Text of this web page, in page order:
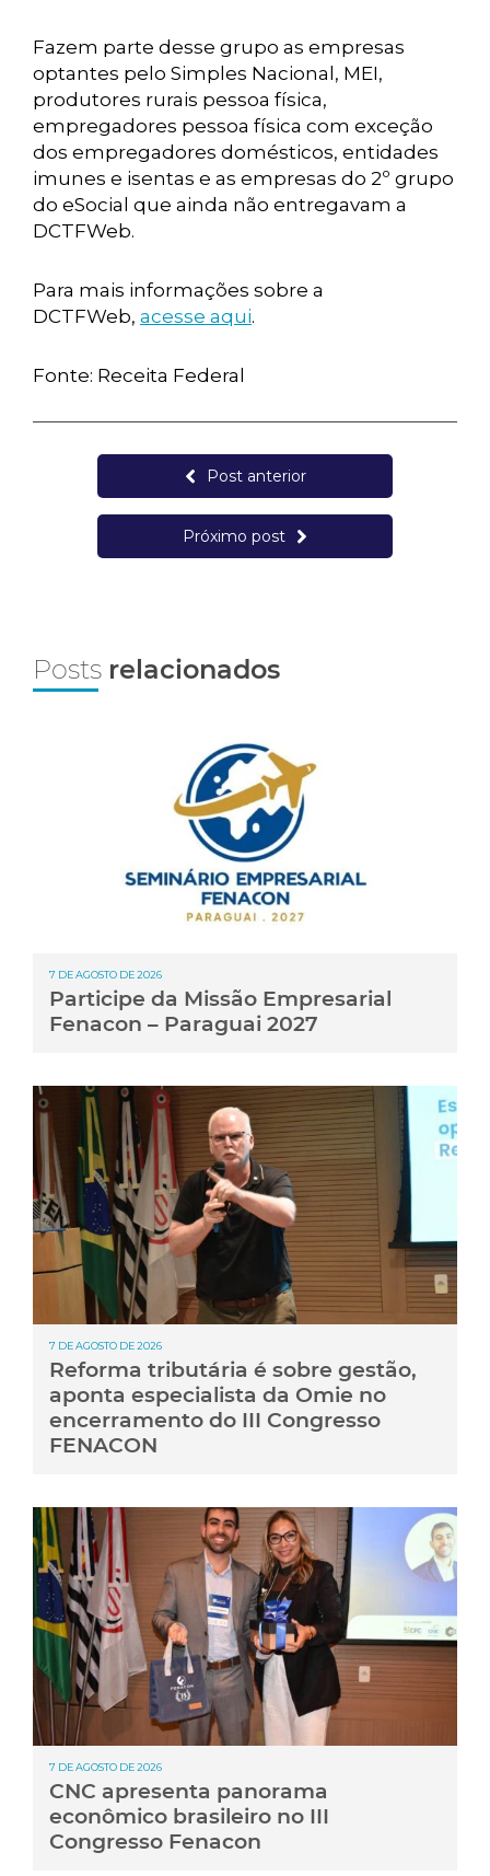
Fazem parte desse grupo as empresas
optantes pelo Simples Nacional, MEI,
produtores rurais pessoa física,
empregadores pessoa física com exceção
dos empregadores domésticos, entidades
imunes e isentas e as empresas do 2º grupo
do eSocial que ainda não entregavam a
DCTFWeb.
Para mais informações sobre a
DCTFWeb, acesse aqui.
Fonte: Receita Federal
Post anterior
Próximo post
Posts relacionados
7 DE AGOSTO DE 2026
Participe da Missão Empresarial
Fenacon – Paraguai 2027
7 DE AGOSTO DE 2026
Reforma tributária é sobre gestão,
aponta especialista da Omie no
encerramento do III Congresso
FENACON
7 DE AGOSTO DE 2026
CNC apresenta panorama
econômico brasileiro no III
Congresso Fenacon